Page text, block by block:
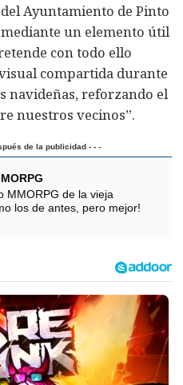
Ayuntamiento de Pinto
un elemento útil
con todo ello
compartida durante
navideñas, reforzando el
nuestros vecinos”.
de la publicidad - - -
MMORPG de la vieja
los de antes, pero mejor!